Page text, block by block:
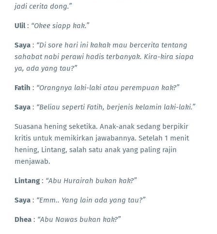
jadi cerita dong.”
Ulil: “Okee siapp kak.”
Saya : “Di sore hari ini kakak mau bercerita tentang
sahabat nabi perawi hadis terbanyak. Kira-kira siapa
ya, ada yang tau?”
Fatih : “Orangnya laki-laki atau perempuan kak?”
Saya : “Beliau seperti Fatih, berjenis kelamin laki-laki.”
Suasana hening seketika. Anak-anak sedang berpikir
kritis untuk memikirkan jawabannya. Setelah 1 menit
hening, Lintang, salah satu anak yang paling rajin
menjawab.
Lintang : “Abu Hurairah bukan kak?”
Saya : “Emm.. Yang lain ada yang tau?”
Dhea : “Abu Nawas bukan kak?”